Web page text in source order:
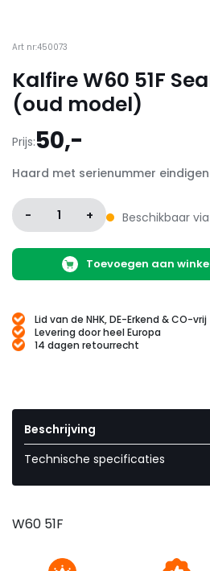
Art nr:450073
Kalfire W60 51F
(oud model)
Prijs:50,-
Haard met serienummer
- 1 + Beschikbaar
Toevoegen aan
Lid van de NHK, DE-Erkend & CO-vrij
Levering door heel Europa
14 dagen retourrecht
Beschrijving
Technische specificaties
W60 51F